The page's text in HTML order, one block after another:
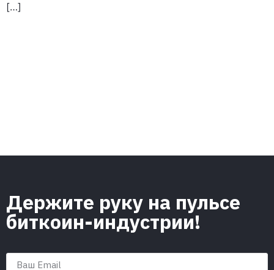
[…]
Держите руку на пульсе
биткоин-индустрии!